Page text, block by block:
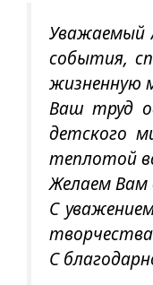
Уважаемый
события,
жизненную
Ваш труд
детского
теплотой
Желаем Вам
С
С